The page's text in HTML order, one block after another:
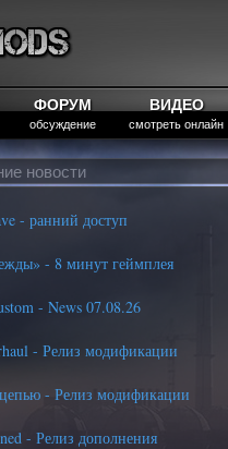
ФОРУМ
обсуждение
ВИДЕО
смотреть онлайн
новости
- ранний доступ
- 8 минут геймплея
- News 07.08.26
- Релиз модификации
- Релиз модификации
- Релиз дополнения